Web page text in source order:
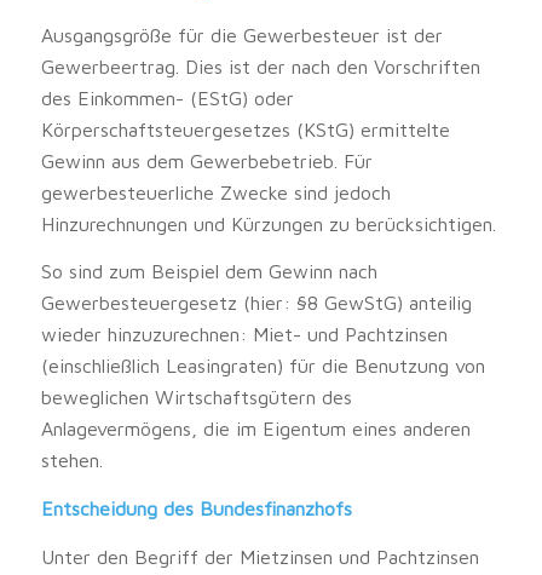
Ausgangsgröße für die Gewerbesteuer ist der
Gewerbeertrag. Dies ist der nach den Vorschriften
des Einkommen- (EStG) oder
Körperschaftsteuergesetzes (KStG) ermittelte
Gewinn aus dem Gewerbebetrieb. Für
gewerbesteuerliche Zwecke sind jedoch
Hinzurechnungen und Kürzungen zu berücksichtigen.
So sind zum Beispiel dem Gewinn nach
Gewerbesteuergesetz (hier: §8 GewStG) anteilig
wieder hinzuzurechnen: Miet- und Pachtzinsen
(einschließlich Leasingraten) für die Benutzung von
beweglichen Wirtschaftsgütern des
Anlagevermögens, die im Eigentum eines anderen
stehen.
Entscheidung des Bundesfinanzhofs
Unter den Begriff der Mietzinsen und Pachtzinsen